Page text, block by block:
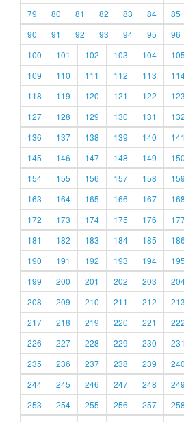
79
80 81 82 83 84 85
90
91 92 93 94 95 96
100
101 102 103 104 105
109
110 111 112 113
118
119 120 121 122 123
127
128 129 130 131 132
136
137 138 139 140 141
145
146 147 148 149 150
154
155 156 157 158 159
163
164 165 166 167 168
172
173 174 175 176
181
182 183 184 185 186
190
191 192 193 194 195
199
200 201 202 203
208
209 210 211 212 213
217
218 219 220 221 222
226
227 228 229 230 231
235
236 237 238 239 240
244
245 246 247 248 249
253
254 255 256 257 258